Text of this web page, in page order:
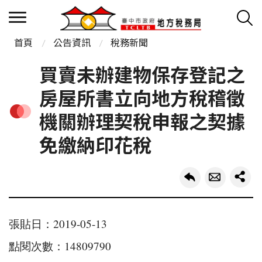
首頁 公告資訊 稅務新聞
買賣未辦建物保存登記之
房屋所書立向地方稅稽徵
機關辦理契稅申報之契據
免繳納印花稅
張貼日：2019-05-13
點閱次數：14809790